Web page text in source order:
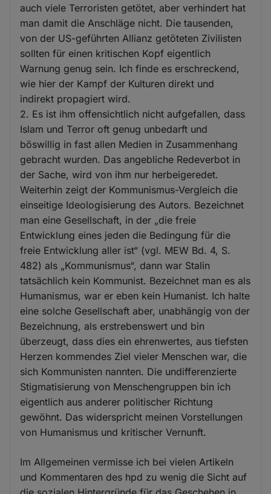
auch viele Terroristen getötet, aber verhindert hat
man damit die Anschläge nicht. Die tausenden,
von der US-geführten Allianz getöteten Zivilisten
sollten für einen kritischen Kopf eigentlich
Warnung genug sein. Ich finde es erschreckend,
wie hier der Kampf der Kulturen direkt und
indirekt propagiert wird.
2. Es ist ihm offensichtlich nicht aufgefallen, dass
Islam und Terror oft genug unbedarft und
böswillig in fast allen Medien in Zusammenhang
gebracht wurden. Das angebliche Redeverbot in
der Sache, wird von ihm nur herbeigeredet.
Weiterhin zeigt der Kommunismus-Vergleich die
einseitige Ideologisierung des Autors. Bezeichnet
man eine Gesellschaft, in der „die freie
Entwicklung eines jeden die Bedingung für die
freie Entwicklung aller ist“ (vgl. MEW Bd. 4, S.
482) als „Kommunismus“, dann war Stalin
tatsächlich kein Kommunist. Bezeichnet man es als
Humanismus, war er eben kein Humanist. Ich halte
eine solche Gesellschaft aber, unabhängig von der
Bezeichnung, als erstrebenswert und bin
überzeugt, dass dies ein ehrenwertes, aus tiefsten
Herzen kommendes Ziel vieler Menschen war, die
sich Kommunisten nannten. Die undifferenzierte
Stigmatisierung von Menschengruppen bin ich
eigentlich aus anderer politischer Richtung
gewöhnt. Das widerspricht meinen Vorstellungen
von Humanismus und kritischer Vernunft.
Im Allgemeinen vermisse ich bei vielen Artikeln
und Kommentaren des hpd zu wenig die Sicht auf